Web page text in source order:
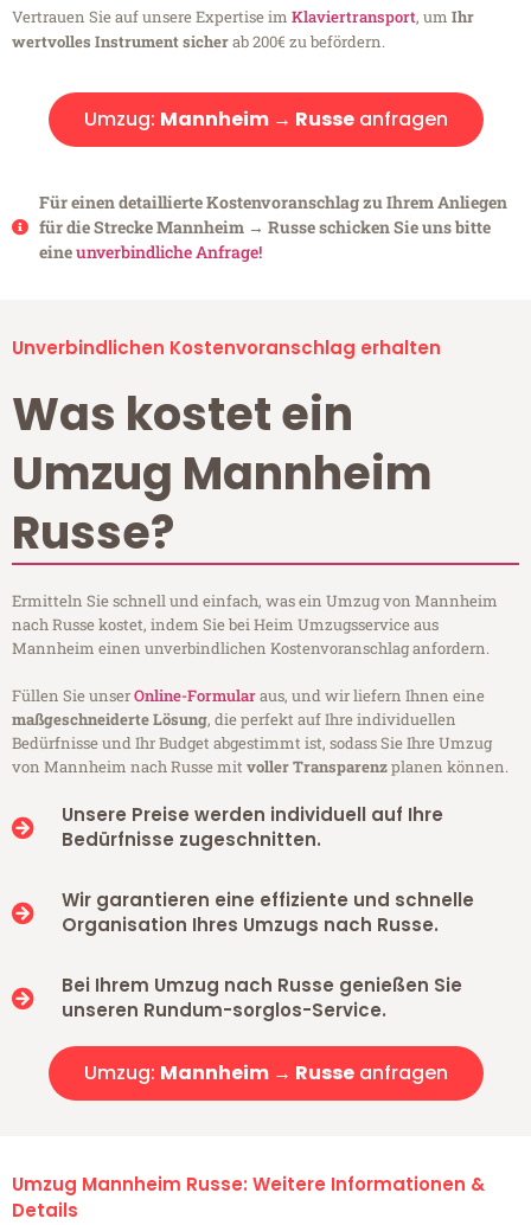
Vertrauen Sie auf unsere Expertise im Klaviertransport, um Ihr
wertvolles Instrument sicherab 200€ zu befördern.
Umzug: Mannheim → Russeanfragen
Für einen detaillierte Kostenvoranschlag zu Ihrem Anliegen
für die Strecke Mannheim → Russe schicken Sie uns bitte
eineunverbindliche Anfrage!
Unverbindlichen Kostenvoranschlag erhalten
Was kostet ein
Umzug Mannheim
Russe?
Ermitteln Sie schnell und einfach, was ein Umzug von Mannheim
nach Russe kostet, indem Sie bei Heim Umzugsservice aus
Mannheim einen unverbindlichen Kostenvoranschlag anfordern.
Füllen Sie unserOnline-Formularaus, und wir liefern Ihnen eine
maßgeschneiderte Lösung, die perfekt auf Ihre individuellen
Bedürfnisse und Ihr Budget abgestimmt ist, sodass Sie Ihre Umzug
von Mannheim nach Russe mitvoller Transparenzplanen können.
Unsere Preise werden individuell auf Ihre
Bedürfnisse zugeschnitten.
Wir garantieren eine effiziente und schnelle
Organisation Ihres Umzugs nach Russe.
Bei Ihrem Umzug nach Russe genießen Sie
unseren Rundum-sorglos-Service.
Umzug: Mannheim → Russeanfragen
Umzug Mannheim Russe: Weitere Informationen &
Details